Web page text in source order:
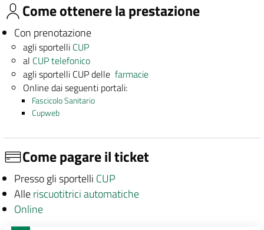
Come ottenere la prestazione
Con prenotazione
agli sportelli CUP
al CUP telefonico
agli sportelli CUP dellefarmacie
Online dai seguenti portali:
Fascicolo Sanitario
Cupweb
Come pagare il ticket
Presso gli sportelli CUP
Alleriscuotitrici automatiche
Online